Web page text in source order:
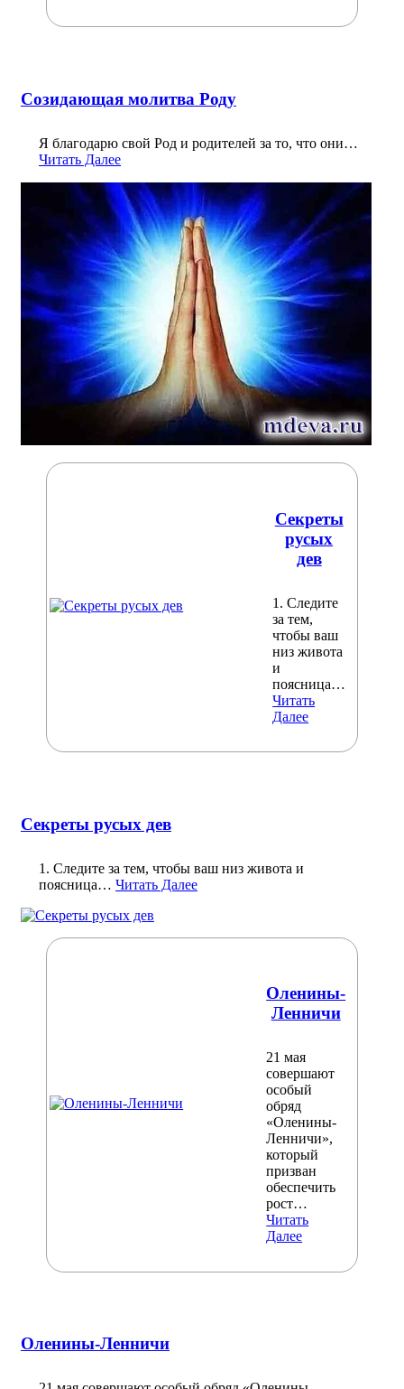
Созидающая молитва Роду
Я благодарю свой Род и родителей за то, что они…
Читать Далее
Секреты
русых
дев
1. Следите
за тем,
чтобы ваш
низ живота
и
поясница…
Читать
Далее
Секреты русых дев
1. Следите за тем, чтобы ваш низ живота и
поясница… Читать Далее
Оленины-
Ленничи
21 мая
совершают
особый
обряд
«Оленины-
Ленничи»,
который
призван
обеспечить
рост…
Читать
Далее
Оленины-Ленничи